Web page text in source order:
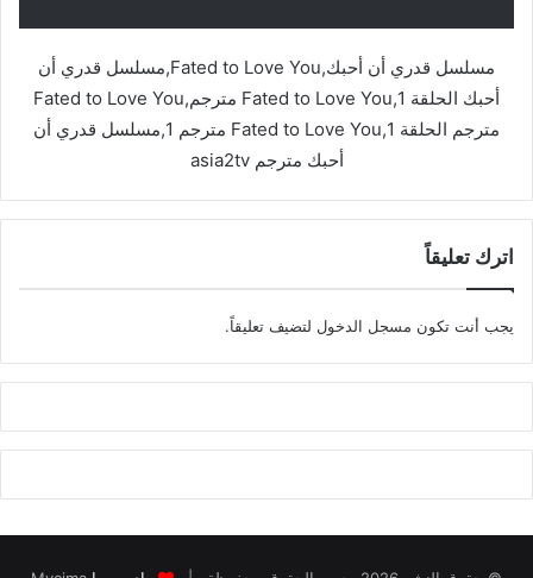
مسلسل قدري أن أحبك,Fated to Love You,مسلسل قدري أن
أحبك الحلقة 1,Fated to Love You مترجم,Fated to Love You
مترجم الحلقة 1,Fated to Love You مترجم 1,مسلسل قدري أن
أحبك مترجم asia2tv
اترك تعليقاً
يجب أنت تكون مسجل الدخول لتضيف تعليقاً.